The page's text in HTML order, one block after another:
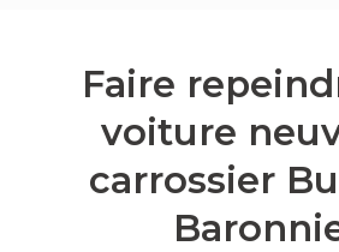
Faire
voiture
carrossier